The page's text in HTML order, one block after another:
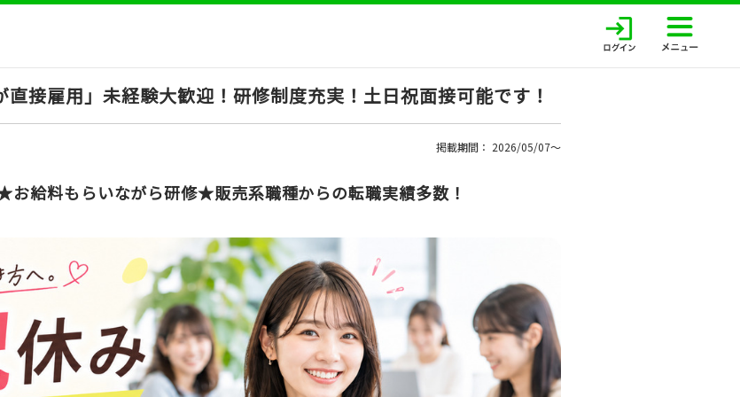
直接雇用」未経験大歓迎！研修制度充実！土日祝面接可能です！
掲載期間： 2026/05/07〜
お給料もらいながら研修★販売系職種からの転職実績多数！